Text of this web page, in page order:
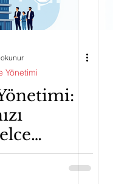
Yönetimi
İçin